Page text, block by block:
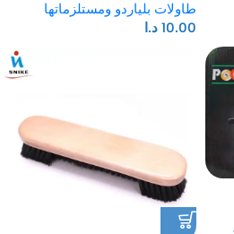
طاولات بلياردو ومستلزماتها
10.00 د.ا